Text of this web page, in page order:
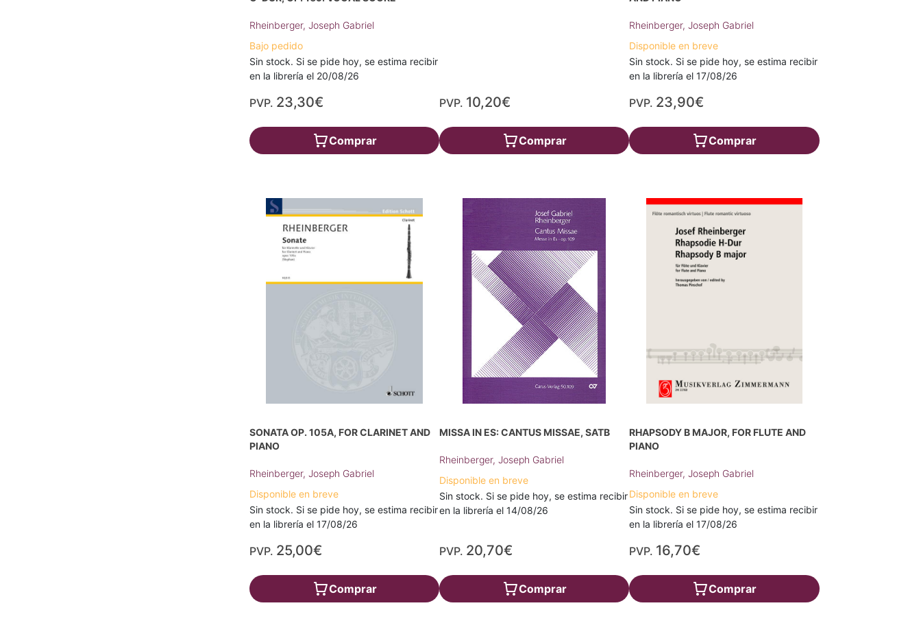
Rheinberger, Joseph Gabriel
Bajo pedido
Sin stock. Si se pide hoy, se estima recibir
en la librería el 20/08/26
PVP. 23,30€
Comprar
PVP. 10,20€
Comprar
Rheinberger, Joseph Gabriel
Disponible en breve
Sin stock. Si se pide hoy, se estima recibir
en la librería el 17/08/26
PVP. 23,90€
Comprar
SONATA OP. 105A, FOR CLARINET AND
PIANO
Rheinberger, Joseph Gabriel
Disponible en breve
Sin stock. Si se pide hoy, se estima recibir
en la librería el 17/08/26
PVP. 25,00€
Comprar
MISSA IN ES: CANTUS MISSAE, SATB
Rheinberger, Joseph Gabriel
Disponible en breve
Sin stock. Si se pide hoy, se estima recibir
en la librería el 14/08/26
PVP. 20,70€
Comprar
RHAPSODY B MAJOR, FOR FLUTE AND
PIANO
Rheinberger, Joseph Gabriel
Disponible en breve
Sin stock. Si se pide hoy, se estima recibir
en la librería el 17/08/26
PVP. 16,70€
Comprar